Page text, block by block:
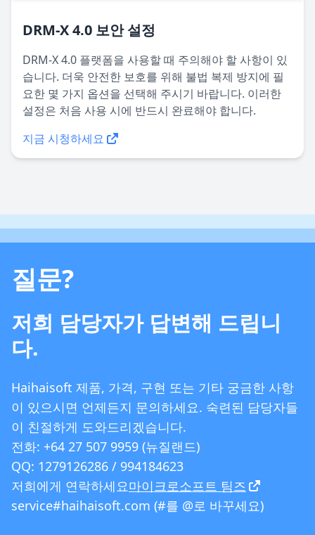
DRM-X 4.0 보안 설정
DRM-X 4.0 플랫폼을 사용할 때 주의해야 할 사항이 있
습니다. 더욱 안전한 보호를 위해 불법 복제 방지에 필
요한 몇 가지 옵션을 선택해 주시기 바랍니다. 이러한
설정은 처음 사용 시에 반드시 완료해야 합니다.
지금 시청하세요
질문?
저희 담당자가 답변해 드립니
다.
Haihaisoft 제품, 가격, 구현 또는 기타 궁금한 사항
이 있으시면 언제든지 문의하세요. 숙련된 담당자들
이 친절하게 도와드리겠습니다.
전화: +64 27 507 9959 (뉴질랜드)
QQ: 1279126286 / 994184623
저희에게 연락하세요마이크로소프트 팀즈
service#haihaisoft.com (#를 @로 바꾸세요)